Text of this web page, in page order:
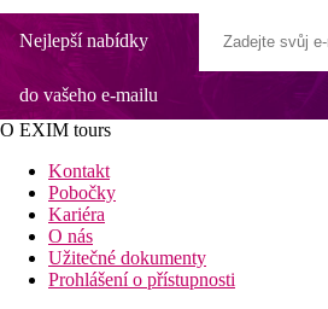
Nejlepší nabídky
do vašeho e-mailu
O EXIM tours
Kontakt
Pobočky
Kariéra
O nás
Užitečné dokumenty
Prohlášení o přístupnosti